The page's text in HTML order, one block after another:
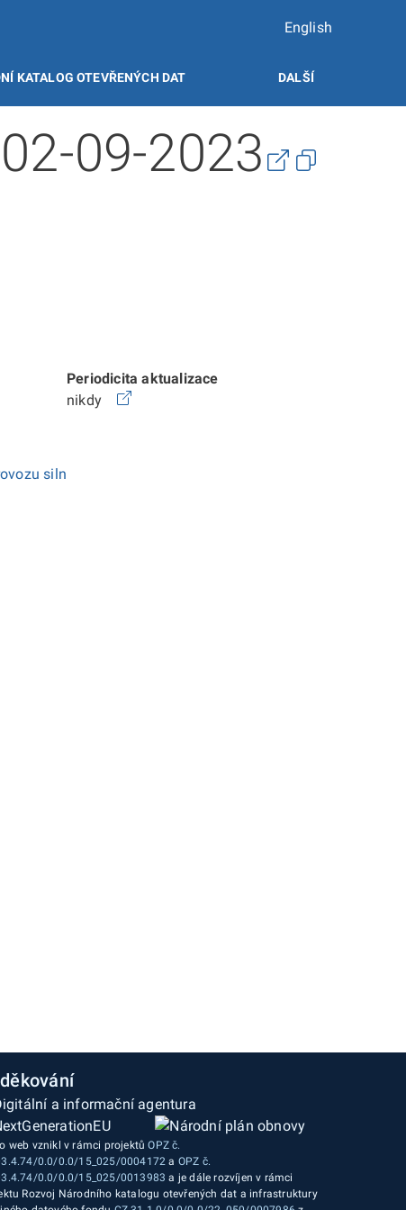
English
KATALOG OTEVŘENÝCH DAT DALŠÍ
09-2023
siln
Periodicita aktualizace
nikdy
web vznikl v rámci projektůOPZ č.
0.0/0.0/15_025/0004172 a OPZ č.
0.0/0.0/15_025/0013983 a je dále rozvíjen v rámci
Rozvoj Národního katalogu otevřených dat a infrastruktury